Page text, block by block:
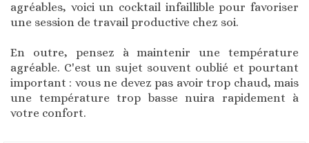
agréables, voici un cocktail infaillible pour favoriser
une session de travail productive chez soi.
En outre, pensez à maintenir une température
agréable. C'est un sujet souvent oublié et pourtant
important : vous ne devez pas avoir trop chaud, mais
une température trop basse nuira rapidement à
votre confort.